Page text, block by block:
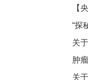
【
“探
关
肿
关